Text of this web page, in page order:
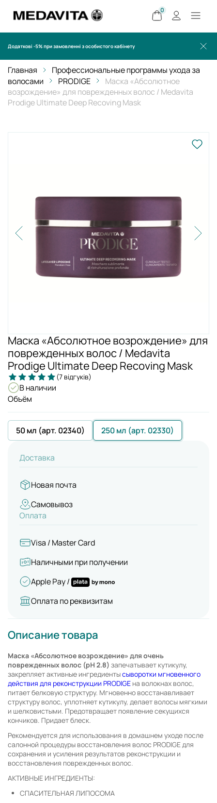
0
Додаткові -5% при замовленні з особистого кабінету
Главная
Профессиональные программы ухода за
волосами
PRODIGE
Маска «Абсолютное
возрождение» для поврежденных волос / Medavita
Prodige Ultimate Deep Recoving Mask
Маска «Абсолютное возрождение» для
поврежденных волос / Medavita
Prodige Ultimate Deep Recoving Mask
(7 відгуків)
В наличии
Объём
50 мл (арт. 02340) 250 мл (арт. 02330)
Доставка
Новая почта
Самовывоз
Оплата
Visa / Master Card
Наличными при получении
Apple Pay /
Оплата по реквизитам
Описание товара
Маска «Абсолютное возрождение» для очень
поврежденных волос (pH 2.8) запечатывает кутикулу,
закрепляет активные ингредиентысыворотки мгновенного
действия для реконструкции PRODIGE на волокнах волос,
питает белковую структуру. Мгновенно восстанавливает
структуру волос, уплотняет кутикулу, делает волосы мягкими
и шелковистыми. Предотвращает появление секущихся
кончиков. Придает блеск.
Рекомендуется для использования в домашнем уходе после
салонной процедуры восстановления волос PRODIGE для
сохранения и усиления результатов реконструкции и
восстановления поврежденных волос.
АКТИВНЫЕ ИНГРЕДИЕНТЫ:
СПАСИТЕЛЬНАЯ ЛИПОСОМА